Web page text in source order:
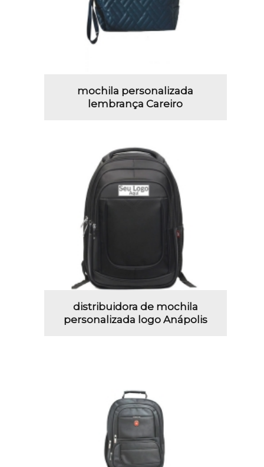
mochila personalizada
lembrança Careiro
distribuidora de mochila
personalizada logo Anápolis